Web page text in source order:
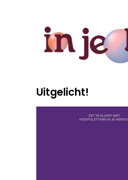
Uitgelicht!